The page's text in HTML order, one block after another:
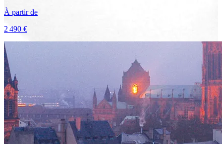
À partir de
2 490 €
Voir le voyage